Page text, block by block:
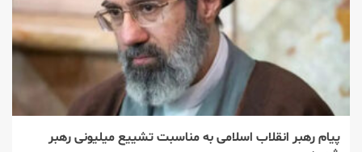
پیام رهبر انقلاب اسلامی به مناسبت تشییع میلیونی رهبر